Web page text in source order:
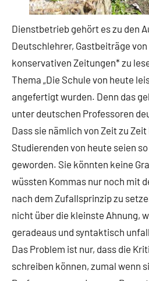
Dienstbetrieb gehört es zu den
Deutschlehrer, Gastbeiträge
konservativen Zeitungen* zu
Thema „Die Schule von heute
angefertigt wurden. Denn das
unter deutschen Professoren
Dass sie nämlich von Zeit zu
Studierenden von heute seien
geworden. Sie könnten keine
wüssten Kommas nur noch mit
nach dem Zufallsprinzip zu
nicht über die kleinste Ahnung,
geradeaus und syntaktisch
Das Problem ist nur, dass die
schreiben können, zumal wenn